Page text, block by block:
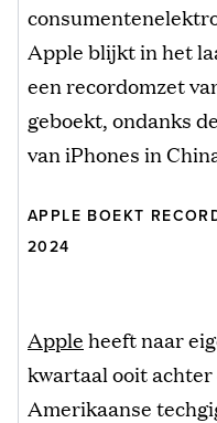
Apple blijkt in het
een recordomzet
geboekt, ondanks
van iPhones in
APPLE BOEKT
2024
Appleheeft naar
kwartaal ooit achter
Amerikaanse